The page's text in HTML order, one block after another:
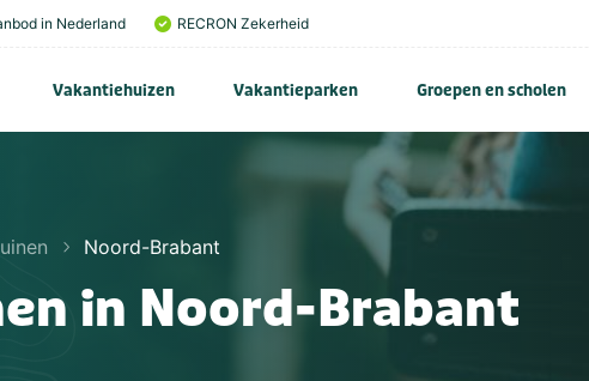
in Nederland RECRON Zekerheid
Vakantiehuizen Vakantieparken Groepen en scholen
Noord-Brabant
in Noord-Brabant